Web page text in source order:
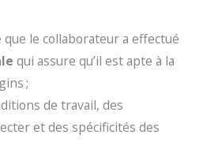
que le collaborateur a effectué
qui assure qu’il est apte à la
;
de travail, des
et des spécificités des